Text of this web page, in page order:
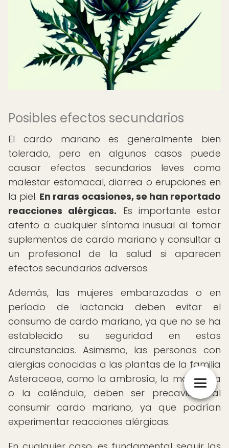
Posibles efectos secundarios
El cardo mariano es generalmente bien
tolerado, pero en algunos casos puede
causar efectos secundarios leves como
malestar estomacal, diarrea o erupciones en
la piel. En raras ocasiones, se han reportado
reacciones alérgicas. Es importante estar
atento a cualquier síntoma inusual al tomar
suplementos de cardo mariano y consultar a
un profesional de la salud si aparecen
efectos secundarios adversos.
Además, las mujeres embarazadas o en
período de lactancia deben evitar el
consumo de cardo mariano, ya que no se ha
establecido su seguridad en estas
circunstancias. Asimismo, las personas con
alergias conocidas a las plantas de la familia
Asteraceae, como la ambrosía, la margarita
o la caléndula, deben ser precavidas al
consumir cardo mariano, ya que podrían
experimentar reacciones alérgicas.